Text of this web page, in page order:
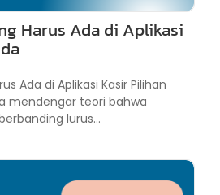
Harus Ada di Aplikasi
Ada di Aplikasi Kasir Pilihan
mendengar teori bahwa
lurus...